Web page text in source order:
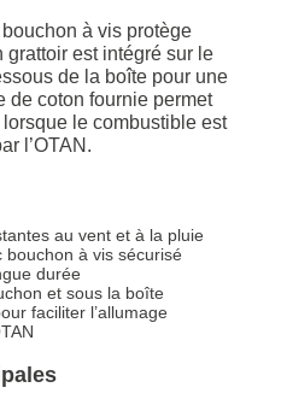
à vis protège
est intégré sur le
de la boîte pour une
de coton fournie permet
lorsque le combustible est
l’OTAN.
au vent et à la pluie
à vis sécurisé
durée
et sous la boîte
faciliter l’allumage